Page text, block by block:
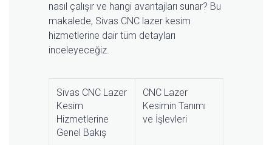
nasıl çalışır ve hangi avantajları sunar? Bu
makalede, Sivas CNC lazer kesim
hizmetlerine dair tüm detayları
inceleyeceğiz.
Sivas CNC Lazer
Kesim
Hizmetlerine
Genel Bakış
CNC Lazer
Kesimin Tanımı
ve İşlevleri